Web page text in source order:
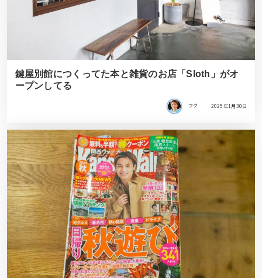
鍵屋別館につくってた本と雑貨のお店「Sloth」がオ
ープンしてる
フク 2025年1月30日